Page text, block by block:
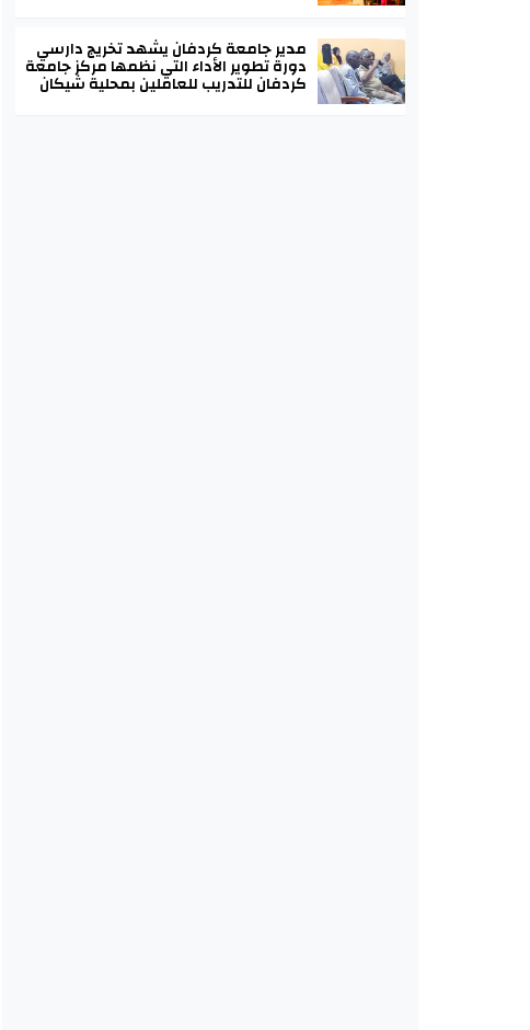
مدير جامعة كردفان يشهد تخريج دارسي
دورة تطوير الأداء التي نظمها مركز جامعة
كردفان للتدريب للعاملين بمحلية شيكان